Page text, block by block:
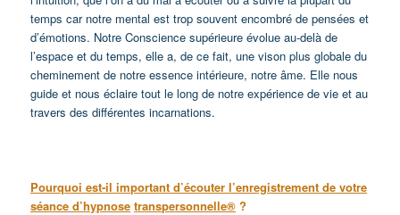
temps car notre mental est trop souvent encombré de pensées et
d’émotions. Notre Conscience supérieure évolue au-delà de
l’espace et du temps, elle a, de ce fait, une vison plus globale du
cheminement de notre essence intérieure, notre âme. Elle nous
guide et nous éclaire tout le long de notre expérience de vie et au
travers des différentes incarnations.
Pourquoi est-il important d’écouter l’enregistrement de votre
séance d’hypnose transpersonnelle® ?